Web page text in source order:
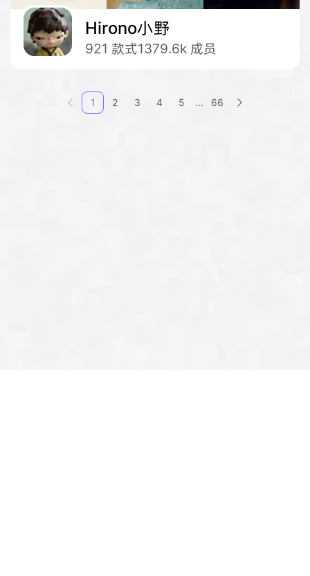
Hirono小野
921 款式1379.6k 成员
 1 2 3 4 5 ... 66 